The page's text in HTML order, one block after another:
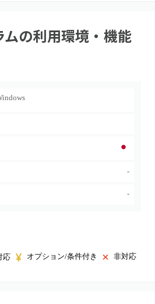
ムの利用環境・機能
-
-
応 オプション/条件付き 非対応